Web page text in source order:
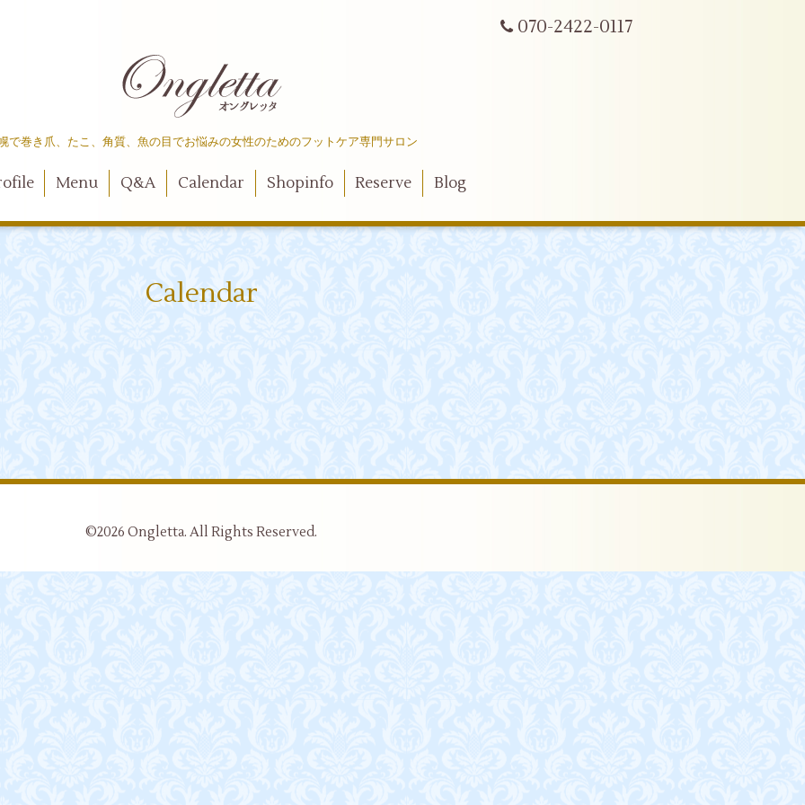
070-2422-0117
で巻き爪、たこ、角質、魚の目でお悩みの女性のためのフットケア専門サロン
Menu Q&A Calendar Shopinfo Reserve Blog
Calendar
©2026 Ongletta. All Rights Reserved.